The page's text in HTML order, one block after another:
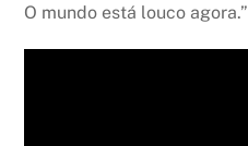
O mundo está louco agora.”